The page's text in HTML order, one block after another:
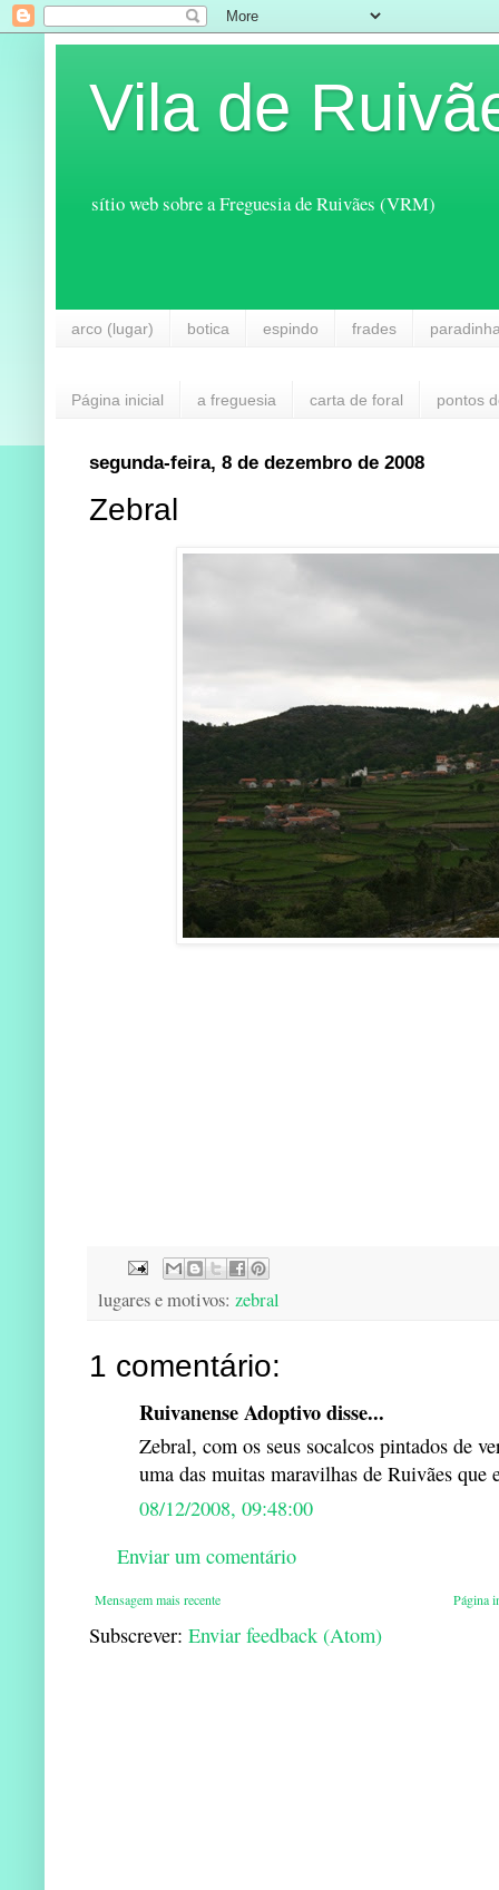
Vila de
sítio web sobre a Freguesia de Ruivães (VRM)
arco (lugar) botica espindo frades
Página inicial a freguesia carta de foral pontos
segunda-feira, 8 de dezembro de 2008
Zebral
lugares e motivos: zebral
1 comentário:
Ruivanense Adoptivo disse...
Zebral, com os seus socalcos pintados de
uma das muitas maravilhas de Ruivães que
08/12/2008, 09:48:00
Enviar um comentário
Mensagem mais recente Página
Subscrever: Enviar feedback (Atom)